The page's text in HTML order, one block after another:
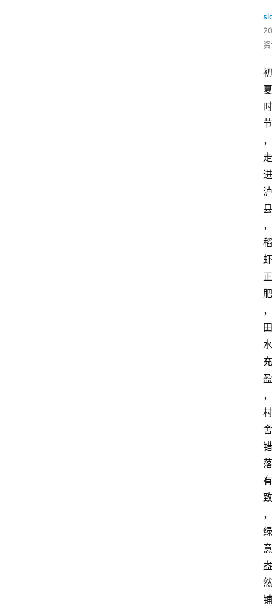
初
夏
时
节
，
走
进
泸
县
，
稻
虾
正
肥
，
田
水
充
盈
，
村
舍
错
落
有
致
，
绿
意
盎
然
铺